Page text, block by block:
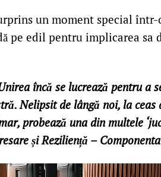
un moment special într-
pe edil pentru implicarea sa
încă se lucrează pentru a
Nelipsit de lângă noi, la ceas
probează una din multele
și Reziliență –